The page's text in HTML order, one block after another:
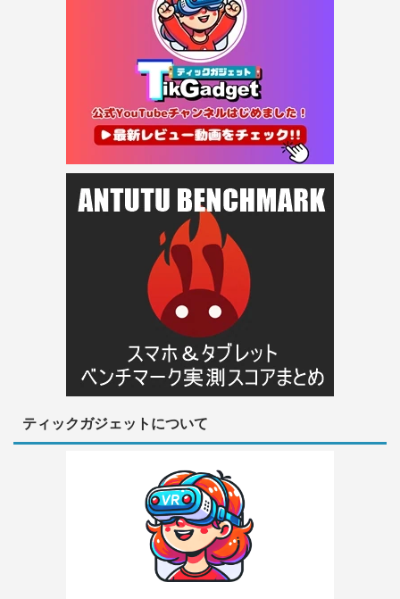
ティックガジェットについて